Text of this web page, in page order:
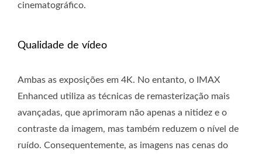
cinematográfico.
Qualidade de vídeo
Ambas as exposições em 4K. No entanto, o IMAX
Enhanced utiliza as técnicas de remasterização mais
avançadas, que aprimoram não apenas a nitidez e o
contraste da imagem, mas também reduzem o nível de
ruído. Consequentemente, as imagens nas cenas do